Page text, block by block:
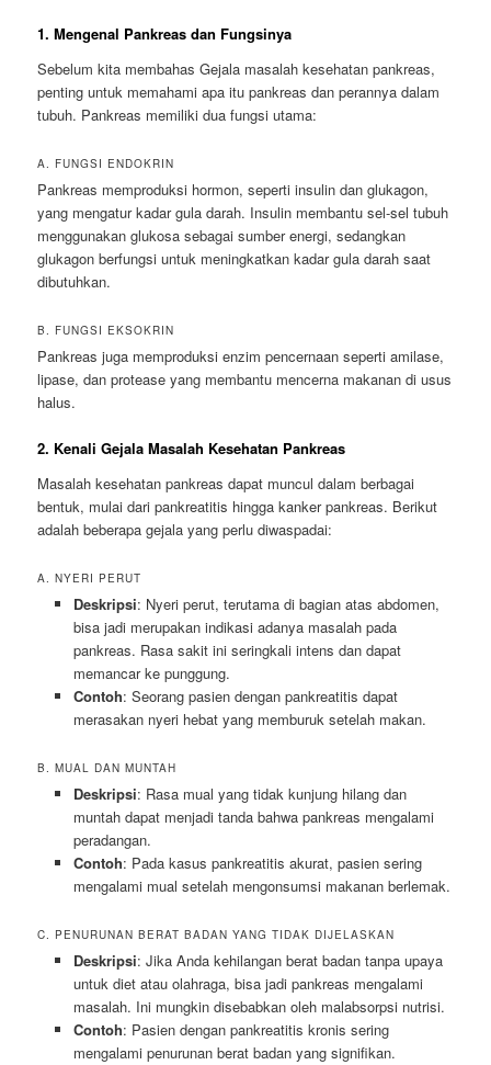
1. Mengenal Pankreas dan Fungsinya
Sebelum kita membahas Gejala masalah kesehatan pankreas,
penting untuk memahami apa itu pankreas dan perannya dalam
tubuh. Pankreas memiliki dua fungsi utama:
A. FUNGSI ENDOKRIN
Pankreas memproduksi hormon, seperti insulin dan glukagon,
yang mengatur kadar gula darah. Insulin membantu sel-sel tubuh
menggunakan glukosa sebagai sumber energi, sedangkan
glukagon berfungsi untuk meningkatkan kadar gula darah saat
dibutuhkan.
B. FUNGSI EKSOKRIN
Pankreas juga memproduksi enzim pencernaan seperti amilase,
lipase, dan protease yang membantu mencerna makanan di usus
halus.
2. Kenali Gejala Masalah Kesehatan Pankreas
Masalah kesehatan pankreas dapat muncul dalam berbagai
bentuk, mulai dari pankreatitis hingga kanker pankreas. Berikut
adalah beberapa gejala yang perlu diwaspadai:
A. NYERI PERUT
Deskripsi: Nyeri perut, terutama di bagian atas abdomen,
bisa jadi merupakan indikasi adanya masalah pada
pankreas. Rasa sakit ini seringkali intens dan dapat
memancar ke punggung.
Contoh: Seorang pasien dengan pankreatitis dapat
merasakan nyeri hebat yang memburuk setelah makan.
B. MUAL DAN MUNTAH
Deskripsi: Rasa mual yang tidak kunjung hilang dan
muntah dapat menjadi tanda bahwa pankreas mengalami
peradangan.
Contoh: Pada kasus pankreatitis akurat, pasien sering
mengalami mual setelah mengonsumsi makanan berlemak.
C. PENURUNAN BERAT BADAN YANG TIDAK DIJELASKAN
Deskripsi: Jika Anda kehilangan berat badan tanpa upaya
untuk diet atau olahraga, bisa jadi pankreas mengalami
masalah. Ini mungkin disebabkan oleh malabsorpsi nutrisi.
Contoh: Pasien dengan pankreatitis kronis sering
mengalami penurunan berat badan yang signifikan.